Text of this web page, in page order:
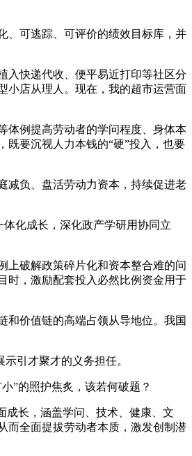
可逃踪、可评价的绩效目标库，并
快递代收、便平易近打印等社区分
小店从理人。现在，我的超市运营面
例提高劳动者的学问程度、身体本
既要沉视人力本钱的“硬”投入，也要
负、盘活劳动力资本，持续促进老
化成长，深化政产学研用协同立
破解政策碎片化和资本整合难的问
时，激励配套投入必然比例资金用于
价值链的高端占领从导地位。我国
引才聚才的义务担任。
”的照护焦炙，该若何破题？
长，涵盖学问、技术、健康、文
而全面提拔劳动者本质，激发创制潜